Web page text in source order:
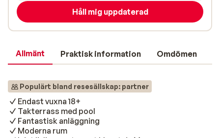
Allmänt Praktisk information Omdömen
Populärt bland resesällskap: partner
Endast vuxna 18+
Takterrass med pool
Fantastisk anläggning
Moderna rum
Håll mig uppdaterad